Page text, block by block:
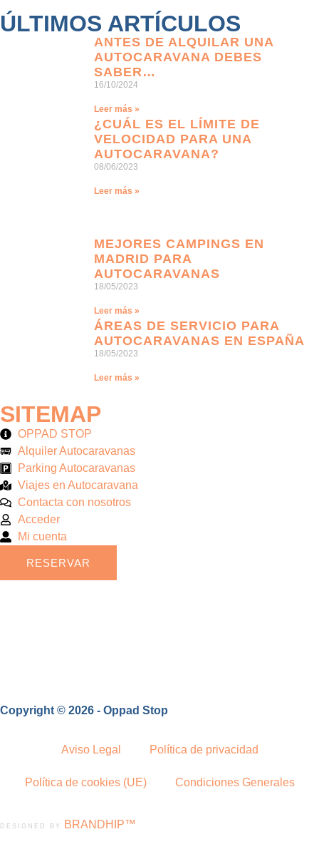
ÚLTIMOS ARTÍCULOS
ANTES DE ALQUILAR UNA
AUTOCARAVANA DEBES
SABER…
16/10/2024
Leer más »
¿CUÁL ES EL LÍMITE DE
VELOCIDAD PARA UNA
AUTOCARAVANA?
08/06/2023
Leer más »
MEJORES CAMPINGS EN
MADRID PARA
AUTOCARAVANAS
18/05/2023
Leer más »
ÁREAS DE SERVICIO PARA
AUTOCARAVANAS EN ESPAÑA
18/05/2023
Leer más »
SITEMAP
OPPAD STOP
Alquiler Autocaravanas
Parking Autocaravanas
Viajes en Autocaravana
Contacta con nosotros
Acceder
Mi cuenta
RESERVAR
Copyright © 2026 - Oppad Stop
Aviso Legal Política de privacidad
Política de cookies (UE) Condiciones Generales
DESIGNED BY BRANDHIP™